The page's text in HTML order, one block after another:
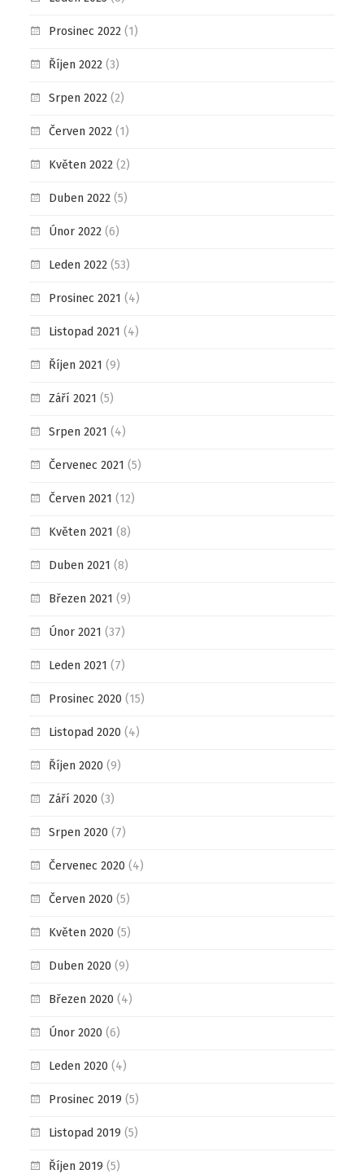
Prosinec 2022(1)
Říjen 2022(3)
Srpen 2022(2)
Červen 2022(1)
Květen 2022(2)
Duben 2022(5)
Únor 2022(6)
Leden 2022(53)
Prosinec 2021 (4)
Listopad 2021 (4)
Říjen 2021 (9)
Září 2021 (5)
Srpen 2021 (4)
Červenec 2021 (5)
Červen 2021 (12)
Květen 2021 (8)
Duben 2021 (8)
Březen 2021 (9)
Únor 2021 (37)
Leden 2021 (7)
Prosinec 2020 (15)
Listopad 2020 (4)
Říjen 2020 (9)
Září 2020 (3)
Srpen 2020 (7)
Červenec 2020 (4)
Červen 2020 (5)
Květen 2020 (5)
Duben 2020 (9)
Březen 2020 (4)
Únor 2020 (6)
Leden 2020 (4)
Prosinec 2019 (5)
Listopad 2019 (5)
Říjen 2019 (5)